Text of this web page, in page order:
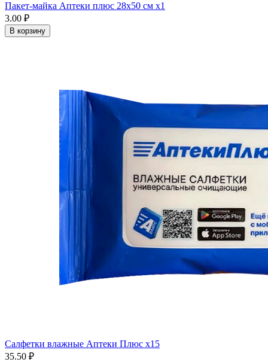
Пакет-майка Аптеки плюс 28х50 см x1
3.00 ₽
В корзину
Салфетки влажные Аптеки Плюс x15
35.50 ₽